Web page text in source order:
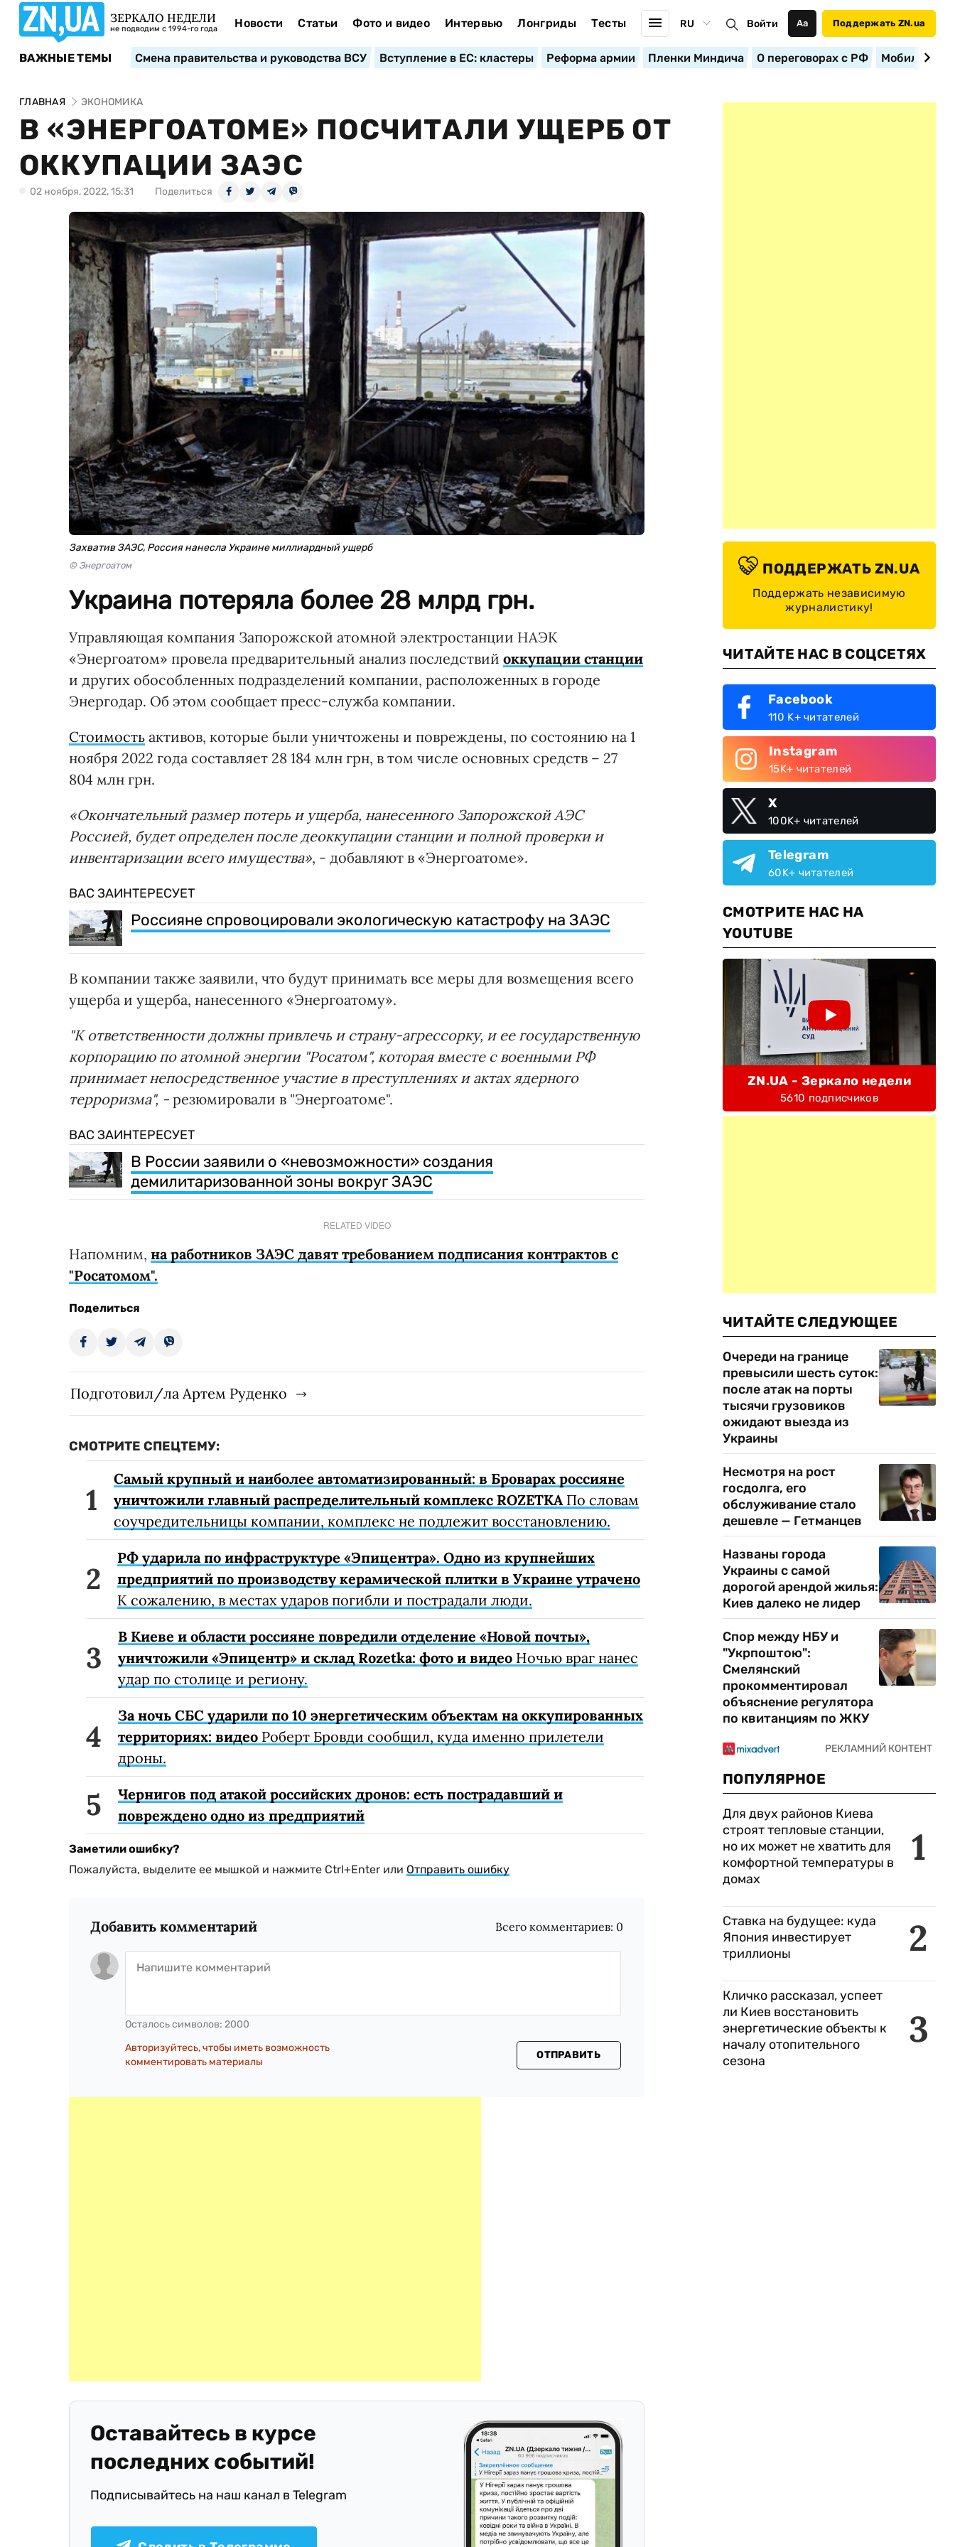
ЗЕРКАЛО НЕДЕЛИ
не подводим с 1994-го года Новости Статьи Фото и видео Интервью Лонгриды Тесты RU Войти Аа Поддержать ZN.ua
ВАЖНЫЕ ТЕМЫ Смена правительства и руководства ВСУ Вступление в ЕС: кластеры Реформа армии Пленки Миндича О переговорах с РФ
ГЛАВНАЯ ЭКОНОМИКА
В «ЭНЕРГОАТОМЕ» ПОСЧИТАЛИ УЩЕРБ ОТ
ОККУПАЦИИ ЗАЭС
02 ноября, 2022, 15:31 Поделиться
Захватив ЗАЭС, Россия нанесла Украине миллиардный ущерб
© Энергоатом
Украина потеряла более 28 млрд грн.
Управляющая компания Запорожской атомной электростанции НАЭК
«Энергоатом» провела предварительный анализ последствий оккупации станции
и других обособленных подразделений компании, расположенных в городе
Энергодар. Об этом сообщает пресс-служба компании.
Стоимость активов, которые были уничтожены и повреждены, по состоянию на 1
ноября 2022 года составляет 28 184 млн грн, в том числе основных средств – 27
804 млн грн.
«Окончательный размер потерь и ущерба, нанесенного Запорожской АЭС
Россией, будет определен после деоккупации станции и полной проверки и
инвентаризации всего имущества», - добавляют в «Энергоатоме».
ВАС ЗАИНТЕРЕСУЕТ
Россияне спровоцировали экологическую катастрофу на ЗАЭС
В компании также заявили, что будут принимать все меры для возмещения всего
ущерба и ущерба, нанесенного «Энергоатому».
"К ответственности должны привлечь и страну-агрессорку, и ее государственную
корпорацию по атомной энергии "Росатом", которая вместе с военными РФ
принимает непосредственное участие в преступлениях и актах ядерного
терроризма", - резюмировали в "Энергоатоме".
ВАС ЗАИНТЕРЕСУЕТ
В России заявили о «невозможности» создания
демилитаризованной зоны вокруг ЗАЭС
RELATED VIDEO
Напомним, на работников ЗАЭС давят требованием подписания контрактов с
"Росатомом".
Поделиться
Подготовил/ла Артем Руденко
СМОТРИТЕ СПЕЦТЕМУ:
Самый крупный и наиболее автоматизированный: в Броварах россияне
уничтожили главный распределительный комплекс ROZETKAПо словам
соучредительницы компании, комплекс не подлежит восстановлению.
РФ ударила по инфраструктуре «Эпицентра». Одно из крупнейших
предприятий по производству керамической плитки в Украине утрачено
К сожалению, в местах ударов погибли и пострадали люди.
В Киеве и области россияне повредили отделение «Новой почты»,
уничтожили «Эпицентр» и склад Rozetka: фото и видео Ночью враг нанес
удар по столице и региону.
За ночь СБС ударили по 10 энергетическим объектам на оккупированных
территориях: видео Роберт Бровди сообщил, куда именно прилетели
дроны.
Чернигов под атакой российских дронов: есть пострадавший и
повреждено одно из предприятий
Заметили ошибку?
Пожалуйста, выделите ее мышкой и нажмите Ctrl+Enter или Отправить ошибку
Добавить комментарий Всего комментариев: 0
Осталось символов: 2000
Авторизуйтесь, чтобы иметь возможность
комментировать материалы
ОТПРАВИТЬ
Оставайтесь в курсе
последних событий!
Подписывайтесь на наш канал в Telegram
ПОДДЕРЖАТЬ ZN.UA
Поддержать независимую
журналистику!
ЧИТАЙТЕ НАС В СОЦСЕТЯХ
Facebook
110 K+ читателей
Instagram
15K+ читателей
X
100K+ читателей
Telegram
60K+ читателей
СМОТРИТЕ НАС НА
YOUTUBE
ZN.UA - Зеркало недели
5610 подписчиков
ЧИТАЙТЕ СЛЕДУЮЩЕЕ
Очереди на границе
превысили шесть суток:
после атак на порты
тысячи грузовиков
ожидают выезда из
Украины
Несмотря на рост
госдолга, его
обслуживание стало
дешевле — Гетманцев
Названы города
Украины с самой
дорогой арендой жилья:
Киев далеко не лидер
Спор между НБУ и
"Укрпоштою":
Смелянский
прокомментировал
объяснение регулятора
по квитанциям по ЖКУ
ПОПУЛЯРНОЕ
1
Для двух районов Киева
строят тепловые станции,
но их может не хватить для
комфортной температуры в
домах
2
Ставка на будущее: куда
Япония инвестирует
триллионы
3
Кличко рассказал, успеет
ли Киев восстановить
энергетические объекты к
началу отопительного
сезона